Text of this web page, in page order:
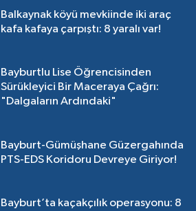
Balkaynak köyü mevkiinde iki araç
kafa kafaya çarpıştı: 8 yaralı var!
Bayburtlu Lise Öğrencisinden
Sürükleyici Bir Maceraya Çağrı:
"Dalgaların Ardındaki"
Bayburt-Gümüşhane Güzergahında
PTS-EDS Koridoru Devreye Giriyor!
Bayburt’ta kaçakçılık operasyonu: 8